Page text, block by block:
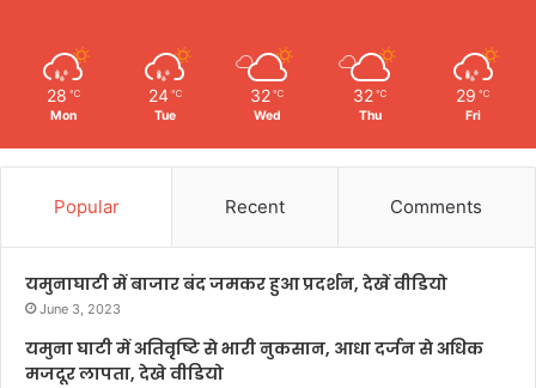
28 ℃
Mon
24 ℃
Tue
32 ℃
Wed
32 ℃
Thu
29 ℃
Fri
Popular Recent Comments
यमुनाघाटी में बाजार बंद जमकर हुआ प्रदर्शन, देखें वीडियो
June 3, 2023
यमुना घाटी में अतिवृष्टि से भारी नुकसान, आधा दर्जन से अधिक
मजदूर लापता, देखे वीडियो